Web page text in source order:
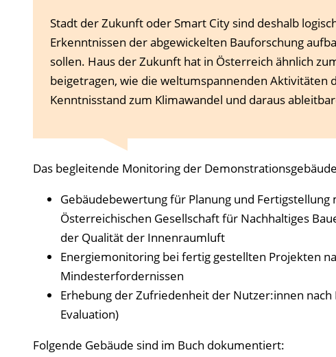
Stadt der Zukunft oder Smart City sind deshalb
Erkenntnissen der abgewickelten Bauforschung
sollen. Haus der Zukunft hat in Österreich ähnlich
beigetragen, wie die weltumspannenden Aktivitäten
Kenntnisstand zum Klimawandel und daraus
Das begleitende Monitoring der
Gebäudebewertung für Planung und
Österreichischen Gesellschaft für Nachhaltiges
der Qualität der Innenraumluft
Energiemonitoring bei fertig gestellten Projekten
Mindesterfordernissen
Erhebung der Zufriedenheit der Nutzer:innen
Evaluation)
Folgende Gebäude sind im Buch dokumentiert: